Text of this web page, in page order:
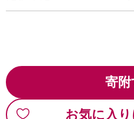
寄附
お気に入